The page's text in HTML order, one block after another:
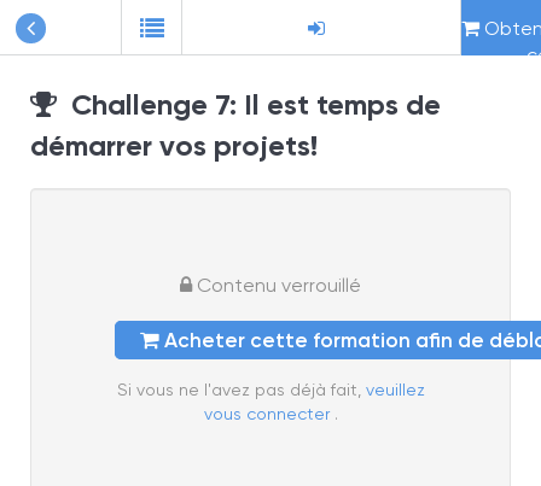
Challenge 7: Il est temps de
démarrer vos projets!
Contenu verrouillé
Acheter cette formation afin de
Si vous ne l'avez pas déjà fait, veuillez
vous connecter .